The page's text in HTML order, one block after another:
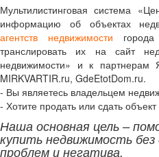
Мультилистинговая система
информацию об объектах
агентств недвижимости
транслировать их на сайт
недвижимости» и к партнерам
MIRKVARTIR.ru, GdeEtotDom.ru.
- Вы являетесь владельцем
- Хотите продать или сдать
Наша основная цель –
купить недвижимость
проблем и негатива.